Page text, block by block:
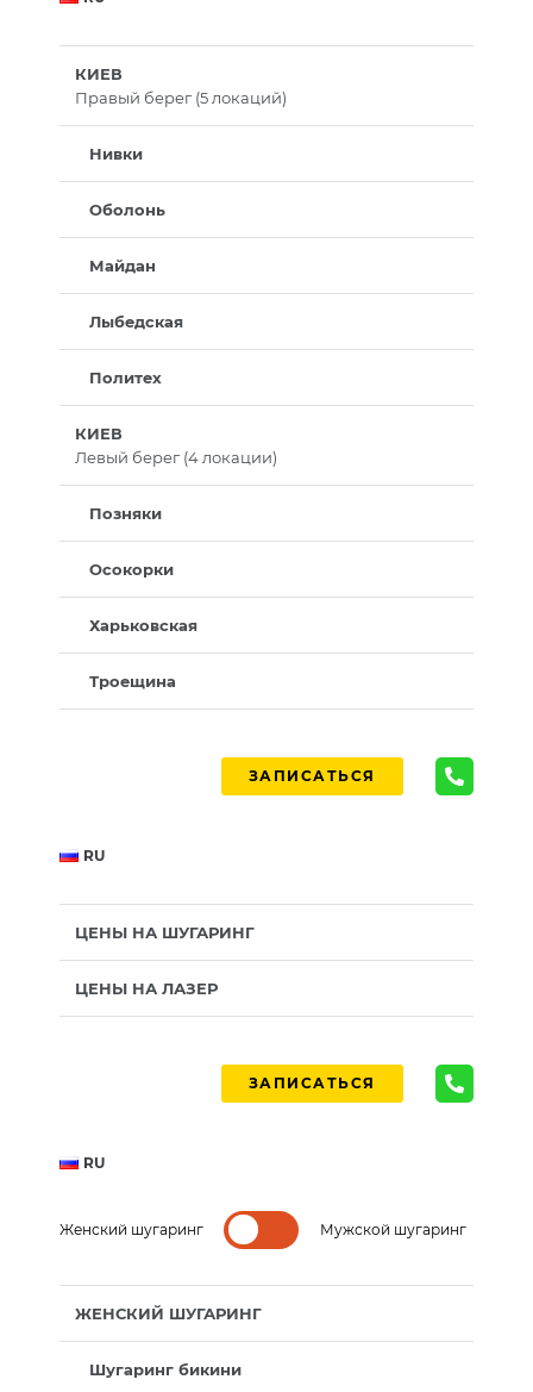
КИЕВ
Правый берег (5 локаций)
Нивки
Оболонь
Майдан
Лыбедская
Политех
КИЕВ
Левый берег (4 локации)
Позняки
Осокорки
Харьковская
Троещина
ЗАПИСАТЬСЯ
RU
ЦЕНЫ НА ШУГАРИНГ
ЦЕНЫ НА ЛАЗЕР
ЗАПИСАТЬСЯ
RU
Женский шугаринг Мужской шугаринг
ЖЕНСКИЙ ШУГАРИНГ
Шугаринг бикини